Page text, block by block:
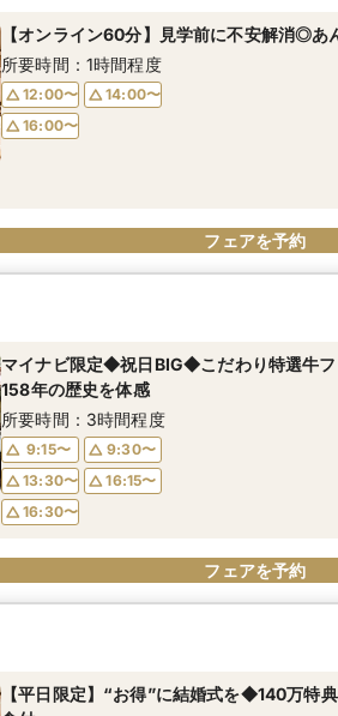
所要時間：3時間程度
11:15〜
11:30〜
16:15〜
16:30〜
16:30〜
16:30〜
所要時間：3時間程度
11:30〜 16:30〜
【オンライン60分】見学前に不安解消◎あ
所要時間：1時間程度
12:00〜
14:00〜
16:00〜
フェアを予約
マイナビ限定◆祝日BIG◆こだわり特選牛
158年の歴史を体感
所要時間：3時間程度
9:15〜
9:30〜
13:30〜
16:15〜
16:30〜
フェアを予約
【平日限定】“お得”に結婚式を◆140万特